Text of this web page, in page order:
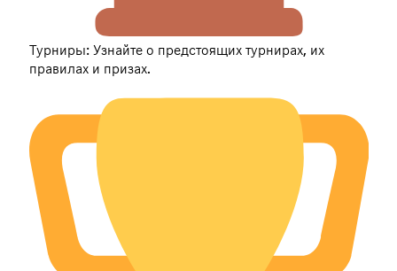
Турниры: Узнайте о предстоящих турнирах, их
правилах и призах.